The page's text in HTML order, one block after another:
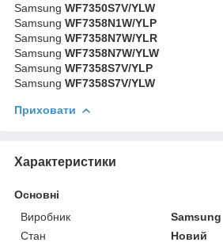
Samsung WF7350S7V/YLW
Samsung WF7358N1W/YLP
Samsung WF7358N7W/YLR
Samsung WF7358N7W/YLW
Samsung WF7358S7V/YLP
Samsung WF7358S7V/YLW
Приховати
Характеристики
Основні
Виробник
Samsung
Стан
Новий